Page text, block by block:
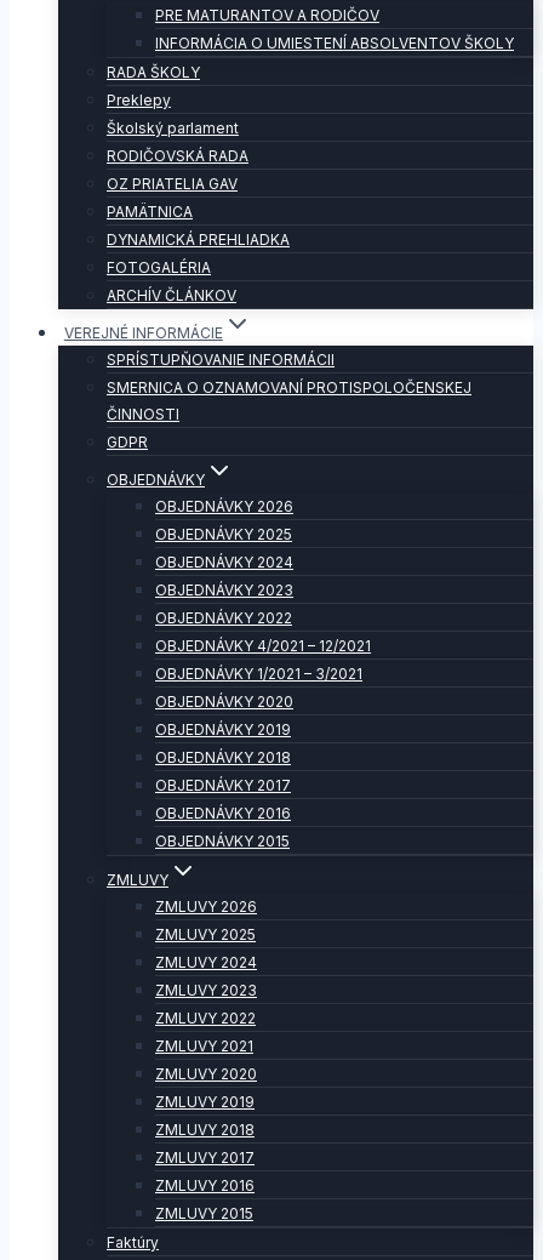
PRE MATURANTOV A RODIČOV
INFORMÁCIA O UMIESTENÍ ABSOLVENTOV ŠKOLY
RADA ŠKOLY
Preklepy
Školský parlament
RODIČOVSKÁ RADA
OZ PRIATELIA GAV
PAMÄTNICA
DYNAMICKÁ PREHLIADKA
FOTOGALÉRIA
ARCHÍV ČLÁNKOV
VEREJNÉ INFORMÁCIE
SPRÍSTUPŇOVANIE INFORMÁCII
SMERNICA O OZNAMOVANÍ PROTISPOLOČENSKEJ
ČINNOSTI
GDPR
OBJEDNÁVKY
OBJEDNÁVKY 2026
OBJEDNÁVKY 2025
OBJEDNÁVKY 2024
OBJEDNÁVKY 2023
OBJEDNÁVKY 2022
OBJEDNÁVKY 4/2021 – 12/2021
OBJEDNÁVKY 1/2021 – 3/2021
OBJEDNÁVKY 2020
OBJEDNÁVKY 2019
OBJEDNÁVKY 2018
OBJEDNÁVKY 2017
OBJEDNÁVKY 2016
OBJEDNÁVKY 2015
ZMLUVY
ZMLUVY 2026
ZMLUVY 2025
ZMLUVY 2024
ZMLUVY 2023
ZMLUVY 2022
ZMLUVY 2021
ZMLUVY 2020
ZMLUVY 2019
ZMLUVY 2018
ZMLUVY 2017
ZMLUVY 2016
ZMLUVY 2015
Faktúry